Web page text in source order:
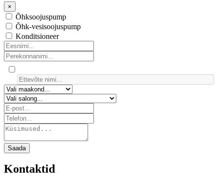
×
Õhksoojuspump
Õhk-vesisoojuspump
Konditsioneer
Saada
Kontaktid